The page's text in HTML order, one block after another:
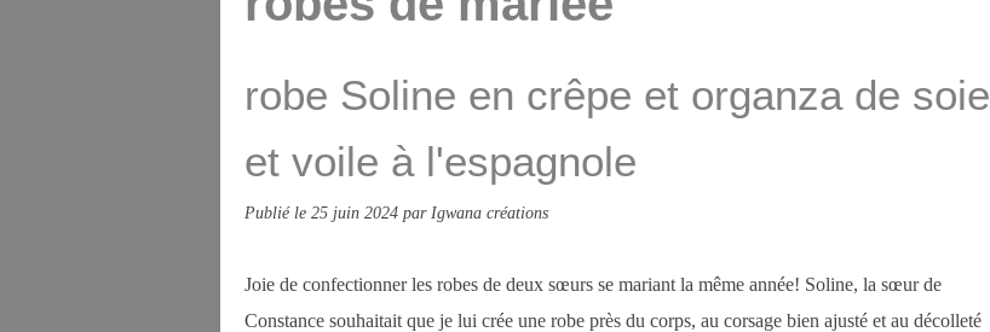
robe Soline en crêpe et organza de soie
et voile à l'espagnole
Publié le 25 juin 2024 par Igwana créations
Joie de confectionner les robes de deux sœurs se mariant la même année! Soline, la sœur de
Constance souhaitait que je lui crée une robe près du corps, au corsage bien ajusté et au décolleté